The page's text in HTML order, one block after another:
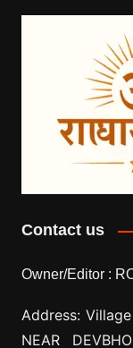
Contact us
Owner/Editor :
Address:
NEAR